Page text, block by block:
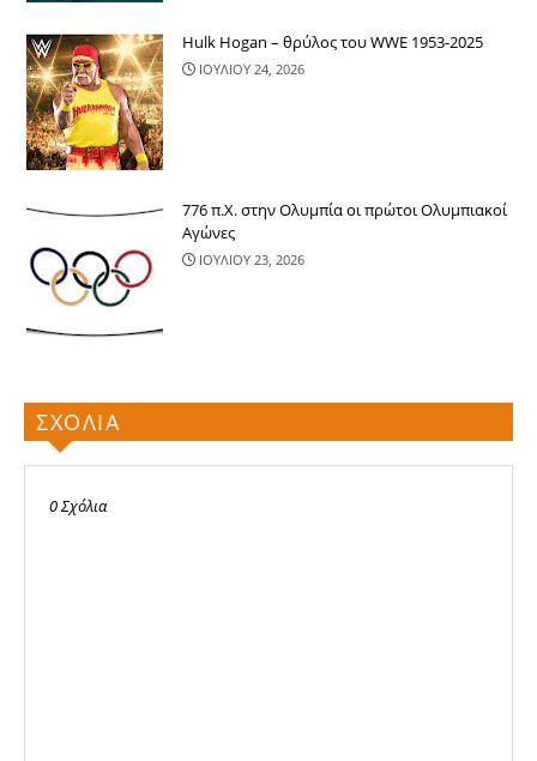
Hulk Hogan – θρύλος του WWE 1953-2025
ΙΟΥΛΙΟΥ 24, 2026
776 π.Χ. στην Ολυμπία οι πρώτοι Ολυμπιακοί
Αγώνες
ΙΟΥΛΙΟΥ 23, 2026
ΣΧΟΛΙΑ
0 Σχόλια